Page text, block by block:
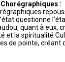
:
questionne
quant à eux,
et la spiritualité
de pointe, créant